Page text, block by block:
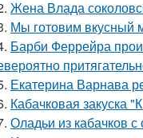
Жена Влада
Мы готовим вкусный
Барби Феррейра
Екатерина Варнава
Кабачковая закуска
Оладьи из кабачков